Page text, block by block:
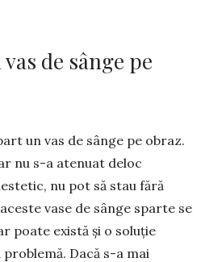
de sânge pe
un vas de sânge pe obraz.
nu s-a ate­nuat deloc
nu pot să stau fără
vase de sânge sparte se
poate există și o soluție
Dacă s-a mai